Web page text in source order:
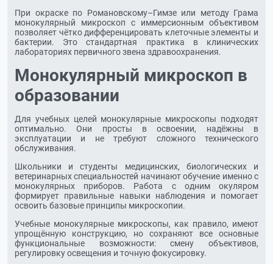
При окраске по Романовскому–Гимзе или методу Грама
монокулярный микроскоп с иммерсионным объективом
позволяет чётко дифференцировать клеточные элементы и
бактерии. Это стандартная практика в клинических
лабораториях первичного звена здравоохранения.
Монокулярный микроскоп в
образовании
Для учебных целей монокулярные микроскопы подходят
оптимально. Они просты в освоении, надёжны в
эксплуатации и не требуют сложного технического
обслуживания.
Школьники и студенты медицинских, биологических и
ветеринарных специальностей начинают обучение именно с
монокулярных приборов. Работа с одним окуляром
формирует правильные навыки наблюдения и помогает
освоить базовые принципы микроскопии.
Учебные монокулярные микроскопы, как правило, имеют
упрощённую конструкцию, но сохраняют все основные
функциональные возможности: смену объективов,
регулировку освещения и точную фокусировку.